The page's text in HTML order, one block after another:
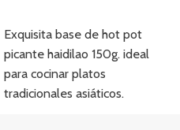
Exquisita base de hot pot
picante haidilao 150g. ideal
para cocinar platos
tradicionales asiáticos.